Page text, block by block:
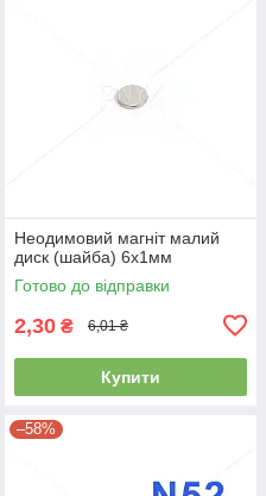
Неодимовий магніт малий
диск (шайба) 6х1мм
Готово до відправки
2,30 ₴ 6,01 ₴
Купити
–58%